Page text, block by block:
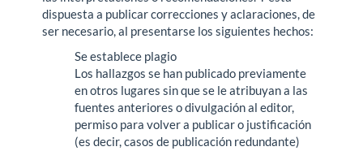
dispuesta a publicar correcciones y aclaraciones, de
ser necesario, al presentarse los siguientes hechos:
Se establece plagio
Los hallazgos se han publicado previamente
en otros lugares sin que se le atribuyan a las
fuentes anteriores o divulgación al editor,
permiso para volver a publicar o justificación
(es decir, casos de publicación redundante)